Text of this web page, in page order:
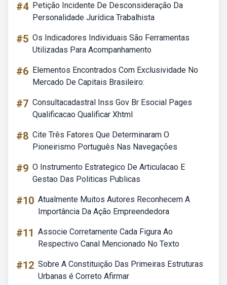
#4 Petição Incidente De Desconsideração Da
Personalidade Jurídica Trabalhista
#5 Os Indicadores Individuais São Ferramentas
Utilizadas Para Acompanhamento
#6 Elementos Encontrados Com Exclusividade No
Mercado De Capitais Brasileiro:
#7 Consultacadastral Inss Gov Br Esocial Pages
Qualificacao Qualificar Xhtml
#8 Cite Três Fatores Que Determinaram O
Pioneirismo Português Nas Navegações
#9 O Instrumento Estrategico De Articulacao E
Gestao Das Politicas Publicas
#10 Atualmente Muitos Autores Reconhecem A
Importância Da Ação Empreendedora
#11 Associe Corretamente Cada Figura Ao
Respectivo Canal Mencionado No Texto
#12 Sobre A Constituição Das Primeiras Estruturas
Urbanas é Correto Afirmar